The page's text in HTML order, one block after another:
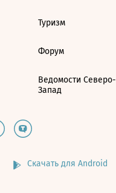
Туризм
Форум
Ведомости Северо-
Запад
Скачать для Android